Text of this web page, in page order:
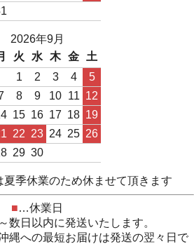
2026年9月
火 水 木 金
土
1
2 3 4
5
8 9 10 11 12
15 16 17 18 19
22 23 24 25 26
29 30
夏季休業のため休ませて頂きます
■…休業日
数日以内に発送いたします。
縄への最短お届けは発送の翌々日で